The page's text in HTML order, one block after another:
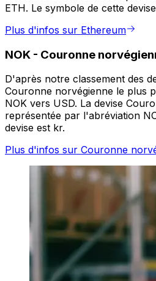
ETH. Le symbole de cette
Plus d'infos sur Ethereum
NOK - Couronne
D'après notre classement des
Couronne norvégienne le plus
NOK vers USD. La devise
représentée par l'abréviation
devise est kr.
Plus d'infos sur Couronne